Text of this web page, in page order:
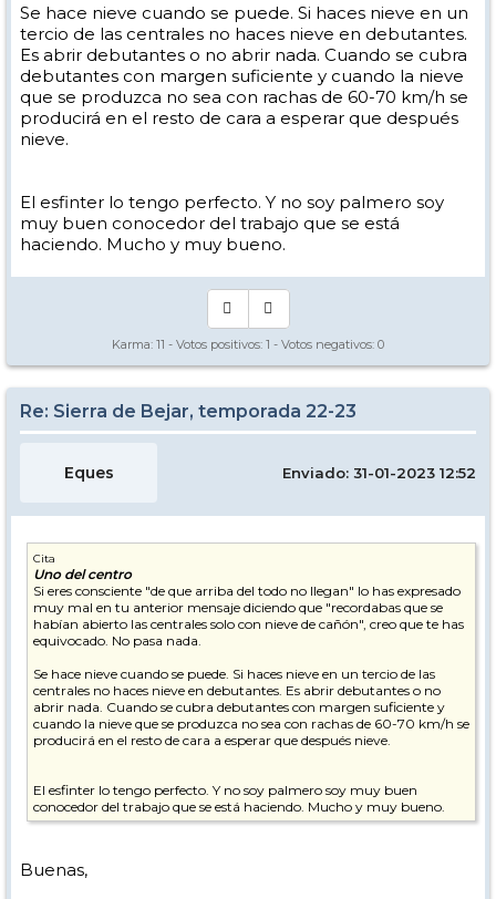
Se hace nieve cuando se puede. Si haces nieve en un
tercio de las centrales no haces nieve en debutantes.
Es abrir debutantes o no abrir nada. Cuando se cubra
debutantes con margen suficiente y cuando la nieve
que se produzca no sea con rachas de 60-70 km/h se
producirá en el resto de cara a esperar que después
nieve.
El esfinter lo tengo perfecto. Y no soy palmero soy
muy buen conocedor del trabajo que se está
haciendo. Mucho y muy bueno.
Karma: 11 - Votos positivos: 1 - Votos negativos: 0
Re: Sierra de Bejar, temporada 22-23
Eques Enviado: 31-01-2023 12:52
Cita
Uno del centro
Si eres consciente "de que arriba del todo no llegan" lo has expresado
muy mal en tu anterior mensaje diciendo que "recordabas que se
habían abierto las centrales solo con nieve de cañón", creo que te has
equivocado. No pasa nada.
Se hace nieve cuando se puede. Si haces nieve en un tercio de las
centrales no haces nieve en debutantes. Es abrir debutantes o no
abrir nada. Cuando se cubra debutantes con margen suficiente y
cuando la nieve que se produzca no sea con rachas de 60-70 km/h se
producirá en el resto de cara a esperar que después nieve.
El esfinter lo tengo perfecto. Y no soy palmero soy muy buen
conocedor del trabajo que se está haciendo. Mucho y muy bueno.
Buenas,